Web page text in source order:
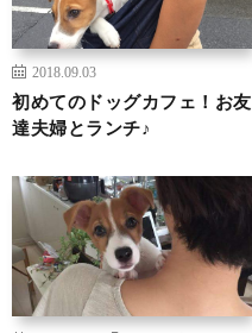
2018.09.03
初めてのドッグカフェ！お友
達夫婦とランチ♪